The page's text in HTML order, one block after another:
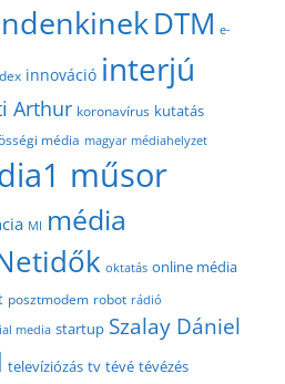
DTM e-
innováció interjú
Arthur koronavírus kutatás
média magyar médiahelyzet
műsor
MI média
oktatás online média
posztmodem robot rádió
media startup Szalay Dániel
televíziózás tv tévé tévézés